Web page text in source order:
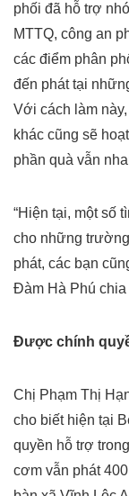
phối đã hỗ trợ
MTTQ, công an
các điểm phân
đến phát tại
Với cách làm
khác cũng sẽ
phần quà vẫn
“Hiện tại, một số
cho những
phát, các bạn
Đàm Hà Phú chia
Được chính
Chị Phạm Thị
cho biết hiện tại
quyền hỗ trợ
cơm vẫn phát